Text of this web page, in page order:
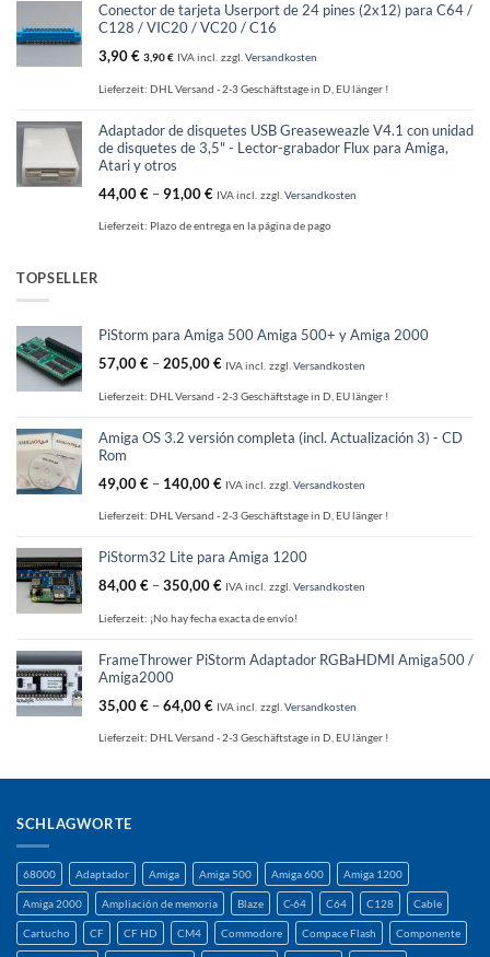
Conector de tarjeta Userport de 24 pines (2x12) para C64 /
C128 / VIC20 / VC20 / C16
3,90€ 3,90€ IVA incl. zzgl. Versandkosten
Lieferzeit: DHL Versand - 2-3 Geschäftstage in D, EU länger !
Adaptador de disquetes USB Greaseweazle V4.1 con unidad
de disquetes de 3,5" - Lector-grabador Flux para Amiga,
Atari y otros
44,00€ –91,00€ IVA incl. zzgl. Versandkosten
Lieferzeit: Plazo de entrega en la página de pago
TOPSELLER
PiStorm para Amiga 500 Amiga 500+ y Amiga 2000
57,00€ –205,00€ IVA incl. zzgl. Versandkosten
Lieferzeit: DHL Versand - 2-3 Geschäftstage in D, EU länger !
Amiga OS 3.2 versión completa (incl. Actualización 3) - CD
Rom
49,00€ – 140,00€ IVA incl. zzgl. Versandkosten
Lieferzeit: DHL Versand - 2-3 Geschäftstage in D, EU länger !
PiStorm32 Lite para Amiga 1200
84,00€ –350,00€ IVA incl. zzgl.Versandkosten
Lieferzeit: ¡No hay fecha exacta de envío!
FrameThrower PiStorm Adaptador RGBaHDMI Amiga500 /
Amiga2000
35,00€ –64,00€ IVA incl. zzgl. Versandkosten
Lieferzeit: DHL Versand - 2-3 Geschäftstage in D, EU länger !
SCHLAGWORTE
68000 Adaptador Amiga Amiga 500 Amiga 600 Amiga 1200
Amiga 2000 Ampliación de memoria Blaze C-64 C64 C128 Cable
Cartucho CF CF HD CM4 Commodore Compace Flash Componente